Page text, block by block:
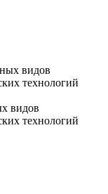
видов
технологий